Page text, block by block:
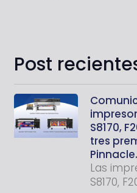
Post
S8170,
tres
Pinnacle.
Las
S8170,